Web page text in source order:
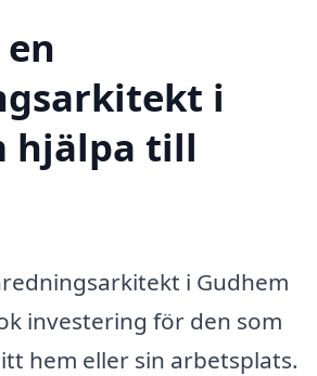
i
hjälpa till
i Gudhem
investering för den som
hem eller sin arbetsplats.